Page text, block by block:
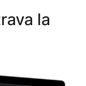
la